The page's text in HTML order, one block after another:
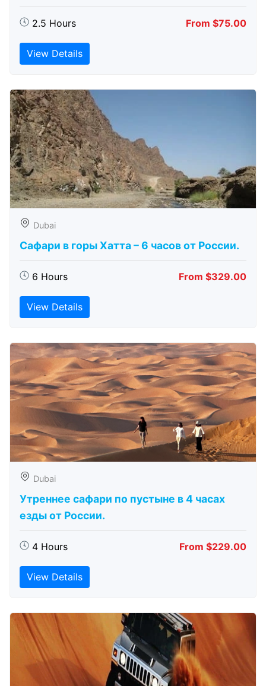
2.5 Hours From $75.00
View Details
Dubai
Сафари в горы Хатта – 6 часов от России.
6 Hours From $329.00
View Details
Dubai
Утреннее сафари по пустыне в 4 часах
езды от России.
4 Hours From $229.00
View Details